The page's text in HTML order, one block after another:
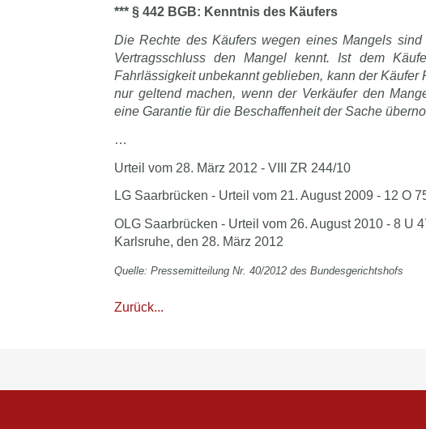
*** § 442 BGB: Kenntnis des Käufers
Die Rechte des Käufers wegen eines Mangels
Vertragsschluss den Mangel kennt. Ist dem
Fahrlässigkeit unbekannt geblieben, kann der Käufer
nur geltend machen, wenn der Verkäufer den
eine Garantie für die Beschaffenheit der Sache
…
Urteil vom 28. März 2012 - VIII ZR 244/10
LG Saarbrücken - Urteil vom 21. August 2009 - 12 O
OLG Saarbrücken - Urteil vom 26. August 2010 - 8 U
Karlsruhe, den 28. März 2012
Quelle: Pressemitteilung Nr. 40/2012 des Bundesgerichtshofs
Zurück...